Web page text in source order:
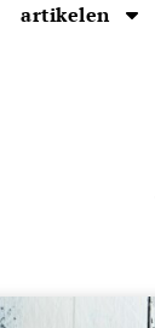
artikelen